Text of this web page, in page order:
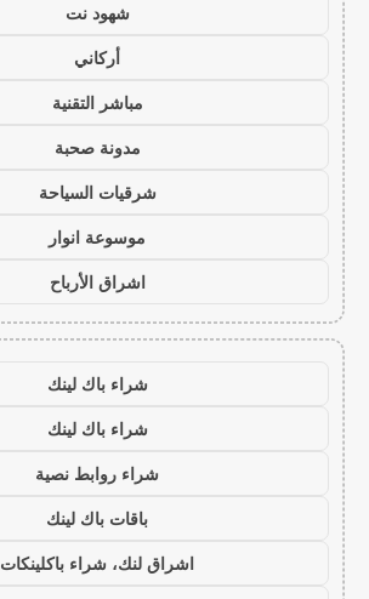
شهود نت
أركاني
مباشر التقنية
مدونة صحبة
شرقيات السياحة
موسوعة انوار
اشراق الأرباح
شراء باك لينك
شراء باك لينك
شراء روابط نصية
باقات باك لينك
اشراق لنك، شراء باكلينكات